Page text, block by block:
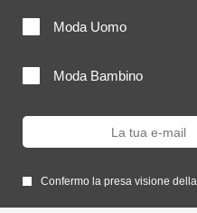
Moda Uomo
Moda Bambino
Confermo la presa visione della